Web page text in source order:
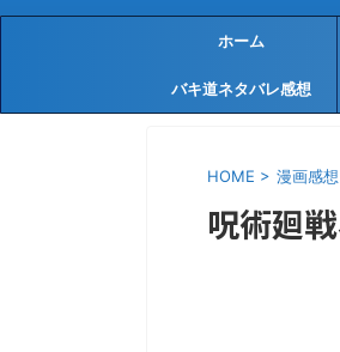
ホーム
バキ道ネタバレ感想
HOME > 漫画感想
呪術廻